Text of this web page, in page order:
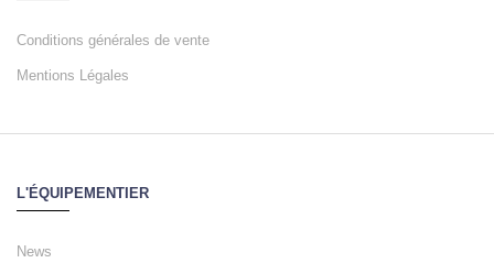
Conditions générales de vente
Mentions Légales
L'ÉQUIPEMENTIER
News